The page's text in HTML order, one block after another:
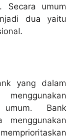
Secara umum
dua yaitu
yang dalam
Bank
menggunakan